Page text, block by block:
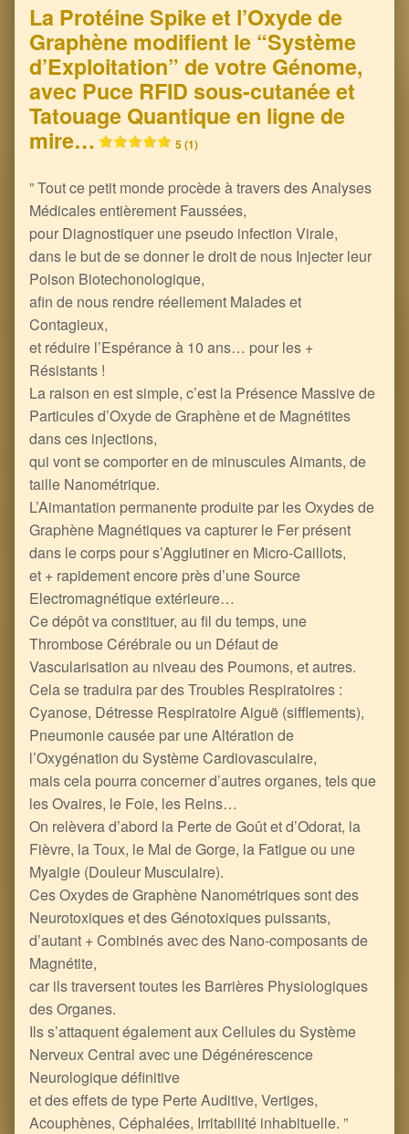
La Protéine Spike et l’Oxyde de
Graphène modifient le “Système
d’Exploitation” de votre Génome,
avec Puce RFID sous-cutanée et
Tatouage Quantique en ligne de
mire…
5 (1)
” Tout ce petit monde procède à travers des Analyses
Médicales entièrement Faussées,
pour Diagnostiquer une pseudo infection Virale,
dans le but de se donner le droit de nous Injecter leur
Poison Biotechonologique,
afin de nous rendre réellement Malades et
Contagieux,
et réduire l’Espérance à 10 ans… pour les +
Résistants !
La raison en est simple, c’est la Présence Massive de
Particules d’Oxyde de Graphène et de Magnétites
dans ces injections,
qui vont se comporter en de minuscules Aimants, de
taille Nanométrique.
L’Aimantation permanente produite par les Oxydes de
Graphène Magnétiques va capturer le Fer présent
dans le corps pour s’Agglutiner en Micro-Caillots,
et + rapidement encore près d’une Source
Electromagnétique extérieure…
Ce dépôt va constituer, au fil du temps, une
Thrombose Cérébrale ou un Défaut de
Vascularisation au niveau des Poumons, et autres.
Cela se traduira par des Troubles Respiratoires :
Cyanose, Détresse Respiratoire Aiguë (sifflements),
Pneumonie causée par une Altération de
l’Oxygénation du Système Cardiovasculaire,
mais cela pourra concerner d’autres organes, tels que
les Ovaires, le Foie, les Reins…
On relèvera d’abord la Perte de Goût et d’Odorat, la
Fièvre, la Toux, le Mal de Gorge, la Fatigue ou une
Myalgie (Douleur Musculaire).
Ces Oxydes de Graphène Nanométriques sont des
Neurotoxiques et des Génotoxiques puissants,
d’autant + Combinés avec des Nano-composants de
Magnétite,
car ils traversent toutes les Barrières Physiologiques
des Organes.
Ils s’attaquent également aux Cellules du Système
Nerveux Central avec une Dégénérescence
Neurologique définitive
et des effets de type Perte Auditive, Vertiges,
Acouphènes, Céphalées, Irritabilité inhabituelle. ”